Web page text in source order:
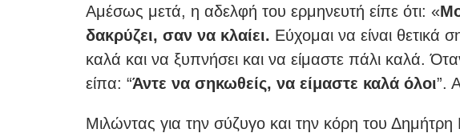
Αμέσως μετά, η αδελφή του ερμηνευτή είπε ότι: «
δακρύζει, σαν να κλαίει. Εύχομαι να είναι θετικά
καλά και να ξυπνήσει και να είμαστε πάλι καλά.
είπα: “Άντε να σηκωθείς, να είμαστε καλά όλοι”.
Μιλώντας για την σύζυγο και την κόρη του